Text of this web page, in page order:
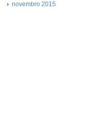
novembro 2015